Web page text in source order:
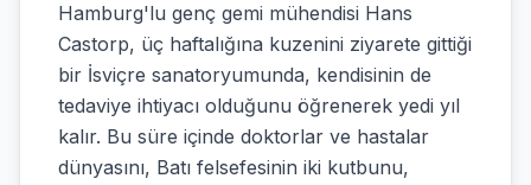
Hamburg'lu genç gemi mühendisi Hans
Castorp, üç haftalığına kuzenini ziyarete gittiği
bir İsviçre sanatoryumunda, kendisinin de
tedaviye ihtiyacı olduğunu öğrenerek yedi yıl
kalır. Bu süre içinde doktorlar ve hastalar
dünyasını, Batı felsefesinin iki kutbunu,